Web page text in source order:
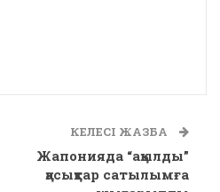
КЕЛЕСІ ЖАЗБА
Жапонияда “ақылды”
қасықтар сатылымға